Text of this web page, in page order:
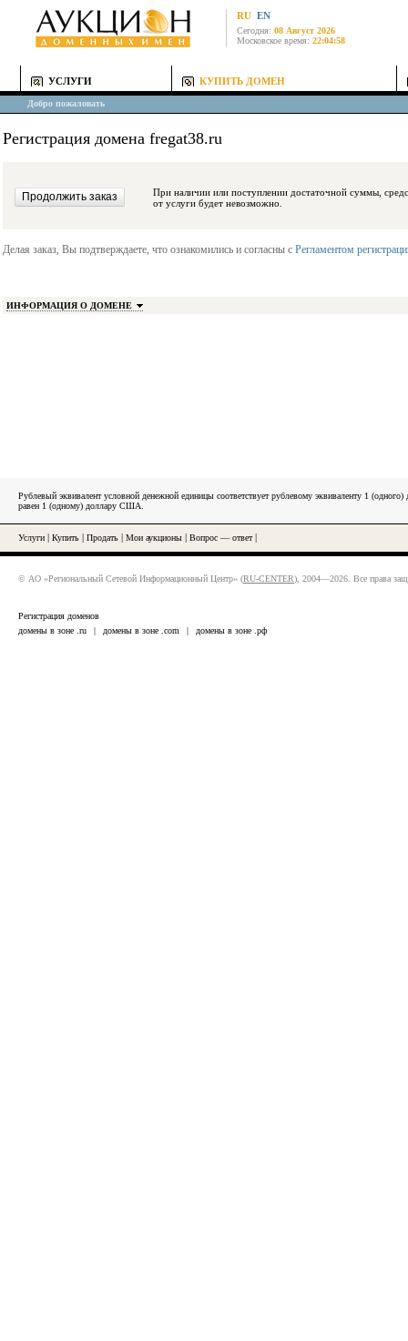
RU EN
Сегодня: 08 Август 2026
Московское время: 22:04:58
УСЛУГИ КУПИТЬ ДОМЕН
Добро пожаловать
Регистрация домена fregat38.ru
При наличии или поступлении достаточной суммы, средства будут
от услуги будет невозможно.
Делая заказ, Вы подтверждаете, что ознакомились и согласны с Регламентом
ИНФОРМАЦИЯ О ДОМЕНЕ
Рублевый эквивалент условной денежной единицы соответствует рублевому эквиваленту 1
равен 1 (одному) доллару США.
Услуги Купить Продать Мои аукционы Вопрос — ответ|
© АО «Региональный Сетевой Информационный Центр» (RU-CENTER), 2004—2026. Все права
Регистрация доменов
домены в зоне .ru
| домены в зоне .com | домены в зоне .рф